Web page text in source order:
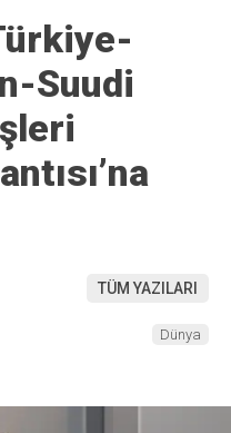
Suudi
TÜM YAZILARI
Dünya